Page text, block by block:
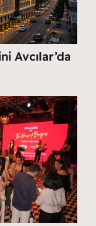
Avcılar’da